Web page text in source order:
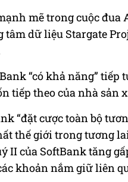
mẽ trong cuộc
dữ liệu Stargate
“có khả năng” tiếp
tiếp theo của nhà sản
“đặt cược toàn bộ
thế giới trong tương
của SoftBank tăng
khoản nắm giữ liên